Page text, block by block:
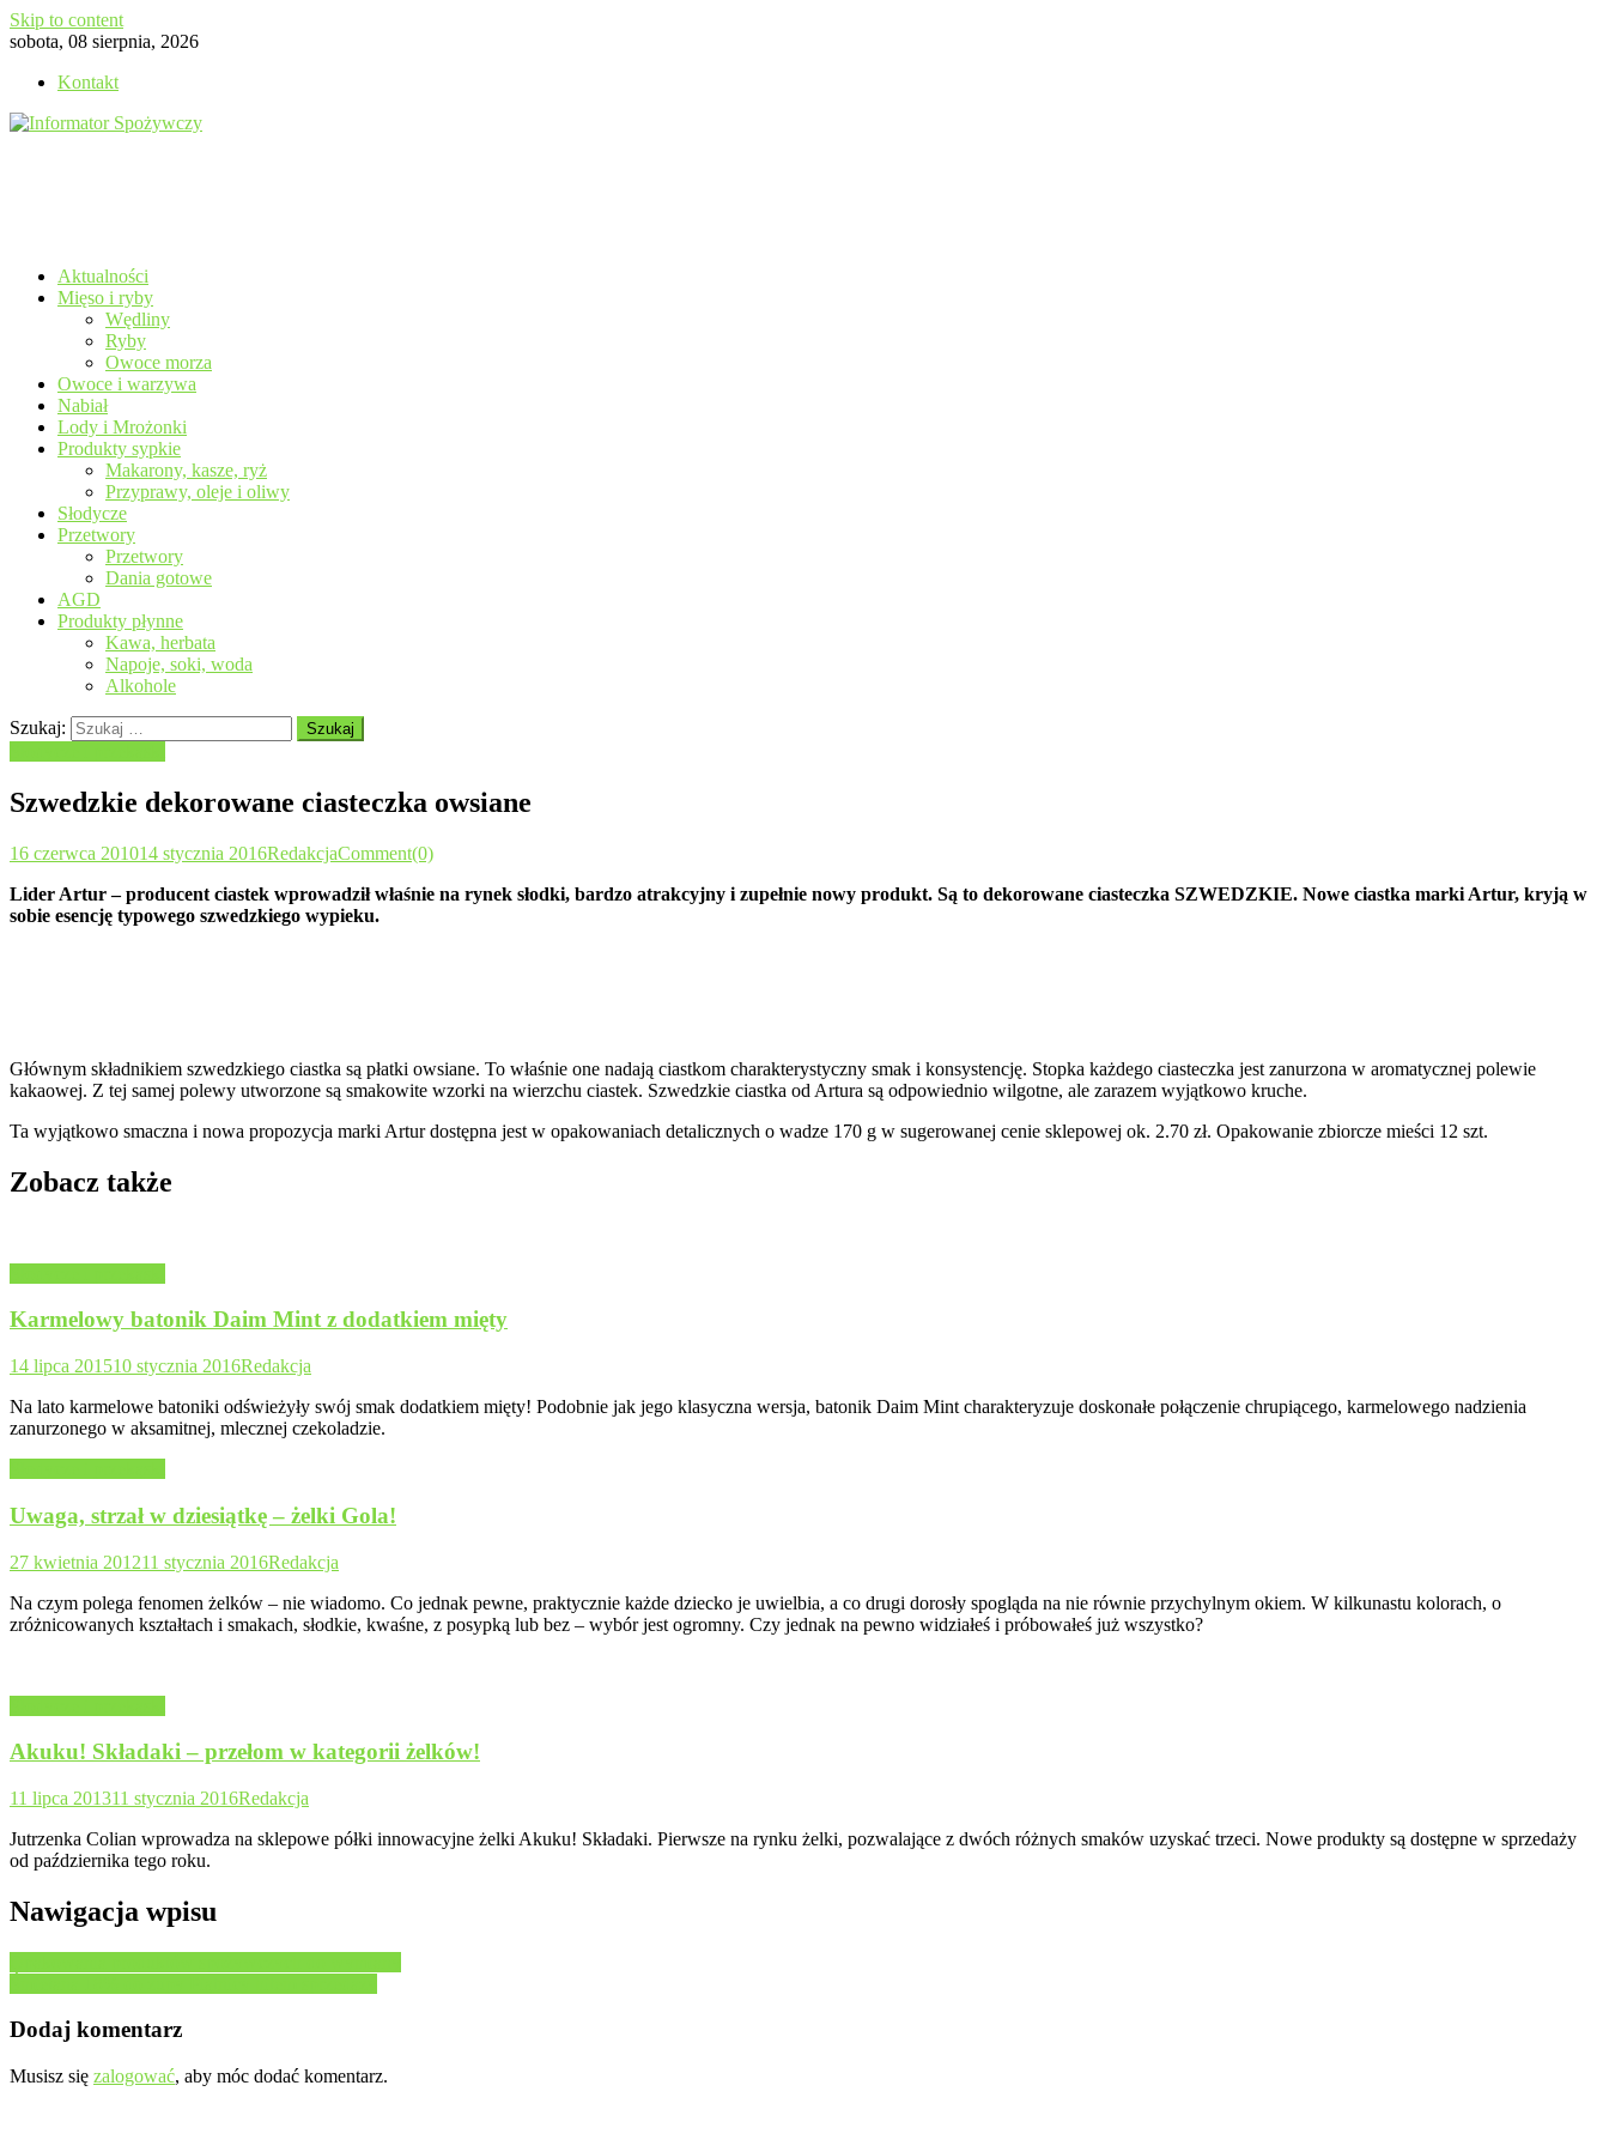
Skip to content
sobota, 08 sierpnia, 2026
Kontakt
Aktualności
Mięso i ryby
Wędliny
Ryby
Owoce morza
Owoce i warzywa
Nabiał
Lody i Mrożonki
Produkty sypkie
Makarony, kasze, ryż
Przyprawy, oleje i oliwy
Słodycze
Przetwory
Przetwory
Dania gotowe
AGD
Produkty płynne
Kawa, herbata
Napoje, soki, woda
Alkohole
Szukaj:
Szwedzkie dekorowane ciasteczka owsiane
16 czerwca 201014 stycznia 2016RedakcjaComment(0)
Lider Artur – producent ciastek wprowadził właśnie na rynek słodki, bardzo atrakcyjny i zupełnie nowy produkt. Są to dekorowane ciasteczka SZWEDZKIE. Nowe ciastka marki Artur, kryją w
sobie esencję typowego szwedzkiego wypieku.
Głównym składnikiem szwedzkiego ciastka są płatki owsiane. To właśnie one nadają ciastkom charakterystyczny smak i konsystencję. Stopka każdego ciasteczka jest zanurzona w aromatycznej polewie
kakaowej. Z tej samej polewy utworzone są smakowite wzorki na wierzchu ciastek. Szwedzkie ciastka od Artura są odpowiednio wilgotne, ale zarazem wyjątkowo kruche.
Ta wyjątkowo smaczna i nowa propozycja marki Artur dostępna jest w opakowaniach detalicznych o wadze 170 g w sugerowanej cenie sklepowej ok. 2.70 zł. Opakowanie zbiorcze mieści 12 szt.
Zobacz także
Karmelowy batonik Daim Mint z dodatkiem mięty
14 lipca 201510 stycznia 2016Redakcja
Na lato karmelowe batoniki odświeżyły swój smak dodatkiem mięty! Podobnie jak jego klasyczna wersja, batonik Daim Mint charakteryzuje doskonałe połączenie chrupiącego, karmelowego nadzienia
zanurzonego w aksamitnej, mlecznej czekoladzie.
Uwaga, strzał w dziesiątkę – żelki Gola!
27 kwietnia 201211 stycznia 2016Redakcja
Na czym polega fenomen żelków – nie wiadomo. Co jednak pewne, praktycznie każde dziecko je uwielbia, a co drugi dorosły spogląda na nie równie przychylnym okiem. W kilkunastu kolorach, o
zróżnicowanych kształtach i smakach, słodkie, kwaśne, z posypką lub bez – wybór jest ogromny. Czy jednak na pewno widziałeś i próbowałeś już wszystko?
Akuku! Składaki – przełom w kategorii żelków!
11 lipca 201311 stycznia 2016Redakcja
Jutrzenka Colian wprowadza na sklepowe półki innowacyjne żelki Akuku! Składaki. Pierwsze na rynku żelki, pozwalające z dwóch różnych smaków uzyskać trzeci. Nowe produkty są dostępne w sprzedaży
od października tego roku.
Nawigacja wpisu
Dodaj komentarz
Musisz się zalogować, aby móc dodać komentarz.